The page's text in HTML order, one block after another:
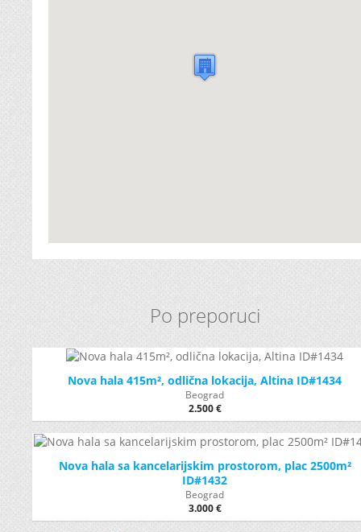
Po preporuci
Nova hala 415m², odlična lokacija, Altina ID#1434
Beograd
2.500 €
Nova hala sa kancelarijskim prostorom, plac 2500m²
ID#1432
Beograd
3.000 €